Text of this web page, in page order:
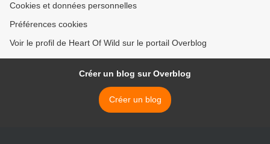
Cookies et données personnelles
Préférences cookies
Voir le profil de Heart Of Wild sur le portail Overblog
Créer un blog sur Overblog
Créer un blog